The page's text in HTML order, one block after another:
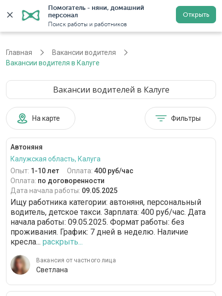
Помогатель - няни, домашний
персонал
Поиск работы и работников
Открыть
Регистрация
Главная
Вакансии водителя
Вакансии водителя в Калуге
Вакансии водителей в Калуге
На карте Фильтры
Автоняня
Калужская область, Калуга
Опыт: 1-10 лет Оплата: 400 руб/час
Оплата: по договоренности
Дата начала работы: 09.05.2025
Ищу работника категории: автоняня, персональный
водитель, детское такси. Зарплата: 400 руб/час. Дата
начала работы: 09.05.2025. Формат работы: без
проживания. График: 7 дней в неделю. Наличие
кресла... раскрыть...
Вакансия от частного лица
Светлана